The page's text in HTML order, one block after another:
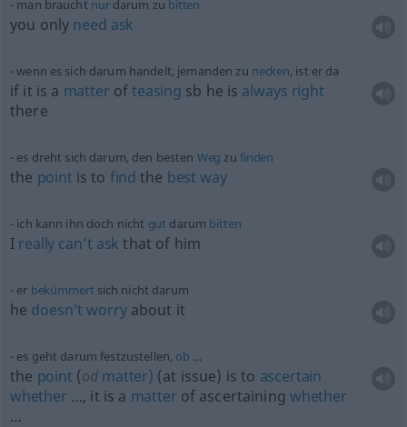
man braucht nurdarum zu bitten
you only need ask
wenn es sich darum handelt, jemanden zu necken, ist er da
if it is a matter ofteasing sb he is always right
there
es dreht sich darum, den besten Weg zu finden
the point is to find the best way
ich kann ihn doch nicht gut darum bitten
I really can’t ask that of him
er bekümmert sich nicht darum
he doesn’t worryabout it
es geht darum festzustellen, ob …
the point (od matter) (at issue) is to ascertain
whether …, it is a matter of ascertaining whether
…